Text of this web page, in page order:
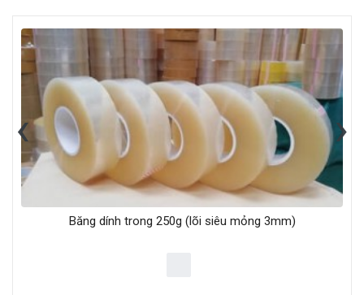
Băng dính trong 250g (lõi siêu mỏng 3mm)
‹ ›